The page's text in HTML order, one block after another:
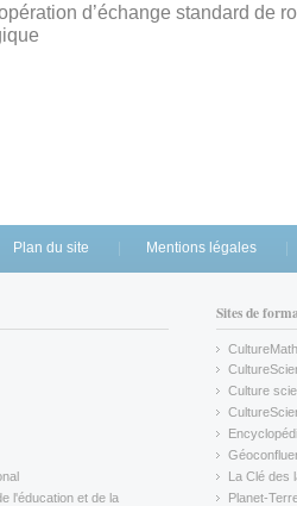
d’échange standard de
Plan du site Mentions légales
l'éducation et de la
Sites de
CultureMath
(link is
(link is
Culture
(link is
(link is
(link is
La Clé des
(link is
Planet-